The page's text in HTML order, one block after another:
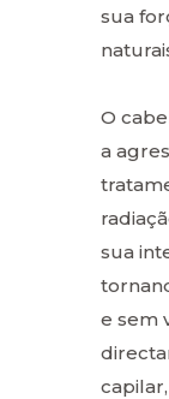
sua
O
a
sua
e sem